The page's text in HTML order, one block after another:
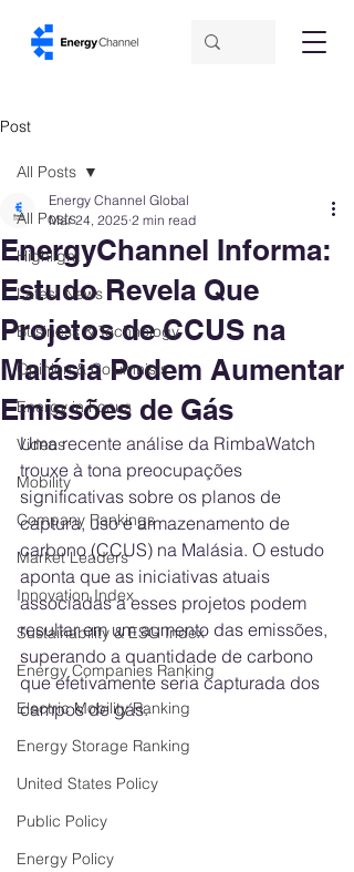
Post
All Posts
Highlight
Latest News
Business & Technology
Opinion & Columnists
Energy in Focus
Videos
Mobility
Company Rankings
Market Leaders
Innovation Index
Sustainability & ESG Index
Energy Companies Ranking
Electric Mobility Ranking
Energy Storage Ranking
United States Policy
Public Policy
Energy Policy
All Posts
EnergyChannel Informa:
Estudo Revela Que
Projetos de CCUS na
Malásia Podem Aumentar
Emissões de Gás
Energy Channel Global
Mar 24, 2025 2 min read
Uma recente análise da RimbaWatch
trouxe à tona preocupações
significativas sobre os planos de
captura, uso e armazenamento de
carbono (CCUS) na Malásia. O estudo
aponta que as iniciativas atuais
associadas a esses projetos podem
resultar em um aumento das emissões,
superando a quantidade de carbono
que efetivamente seria capturada dos
campos de gás.